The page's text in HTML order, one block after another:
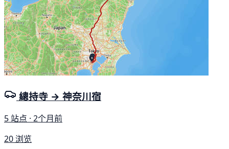
總持寺 → 神奈川宿
5 站点 · 2个月前
20 浏览